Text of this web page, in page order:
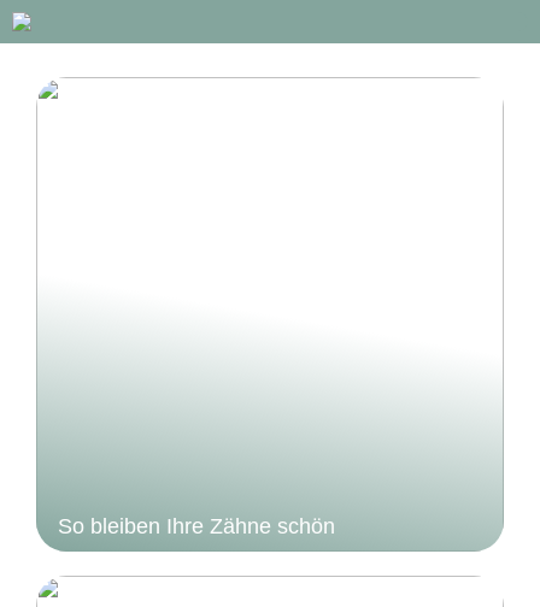
So bleiben Ihre Zähne schön